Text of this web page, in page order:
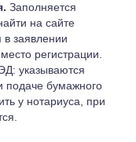
Заполняется
на сайте
заявлении
регистрации.
указываются
подаче бумажного
у нотариуса, при